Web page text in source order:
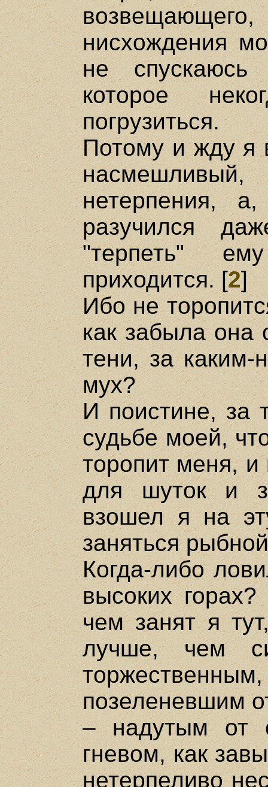
нисхождения
не
которое
погрузиться.
Потому и жду я
нетерпения,
разучился
"терпеть"
приходится. [2]
Ибо не
как забыла она
тени, за каким-
мух?
И поистине, за
судьбе моей,
торопит меня,
для шуток и
взошел я на
заняться
Когда-либо
высоких
чем занят я
лучше, чем
позеленевшим
– надутым от
гневом, как
нетерпеливо